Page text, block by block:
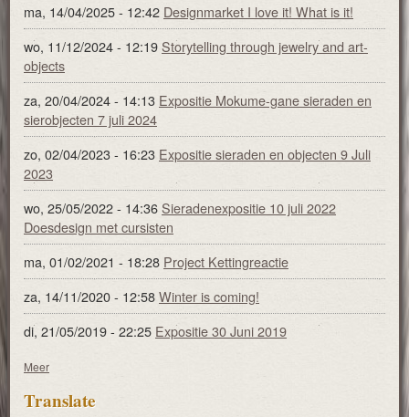
ma, 14/04/2025 - 12:42 Designmarket I love it! What is it!
wo, 11/12/2024 - 12:19Storytelling through jewelry and art-
objects
za, 20/04/2024 - 14:13 Expositie Mokume-gane sieraden en
sierobjecten 7 juli 2024
zo, 02/04/2023 - 16:23 Expositie sieraden en objecten 9 Juli
2023
wo, 25/05/2022 - 14:36Sieradenexpositie 10 juli 2022
Doesdesign met cursisten
ma, 01/02/2021 - 18:28 Project Kettingreactie
za, 14/11/2020 - 12:58Winter is coming!
di, 21/05/2019 - 22:25 Expositie 30 Juni 2019
Meer
Translate